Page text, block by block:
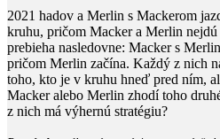
2021 hadov a Merlin s Mackerom
kruhu, pričom Macker a Merlin nejdú
prebieha nasledovne: Macker s
pričom Merlin začína. Každý z nich
toho, kto je v kruhu hneď pred ním,
Macker alebo Merlin zhodí toho
z nich má výhernú stratégiu?